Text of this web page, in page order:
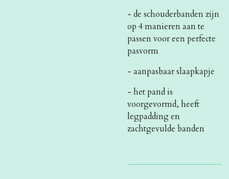
- de schouderbanden zijn
op 4 manieren aan te
passen voor een perfecte
pasvorm
- aanpasbaar slaapkapje
- het pand is
voorgevormd, heeft
legpadding en
zachtgevulde banden